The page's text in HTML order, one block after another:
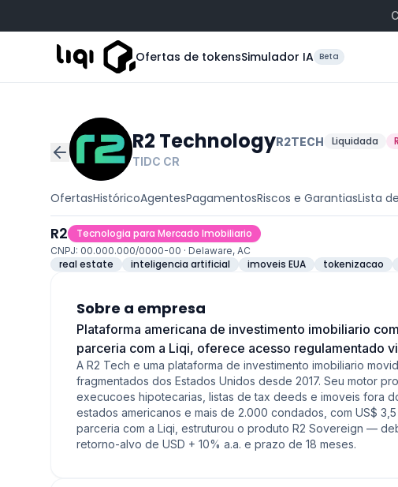
Ofertas de tokensSimulador IA Beta
R2 TechnologyR2TECH Liquidada
TIDC CR
OfertasHistóricoAgentesPagamentosRiscos e GarantiasLista
R2 Tecnologia para Mercado Imobiliario
CNPJ: 00.000.000/0000-00 · Delaware, AC
real estate inteligencia artificial imoveis EUA tokenizacao
Sobre a empresa
Plataforma americana de investimento imobiliario
parceria com a Liqi, oferece acesso regulamentado
A R2 Tech e uma plataforma de investimento imobiliario
fragmentados dos Estados Unidos desde 2017. Seu motor
execucoes hipotecarias, listas de tax deeds e imoveis fora
estados americanos e mais de 2.000 condados, com US$
parceria com a Liqi, estruturou o produto R2 Sovereign —
retorno-alvo de USD + 10% a.a. e prazo de 18 meses.